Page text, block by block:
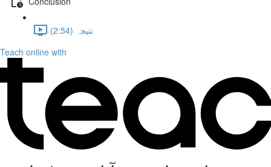
نتیجہ (2:54)
Teach online with